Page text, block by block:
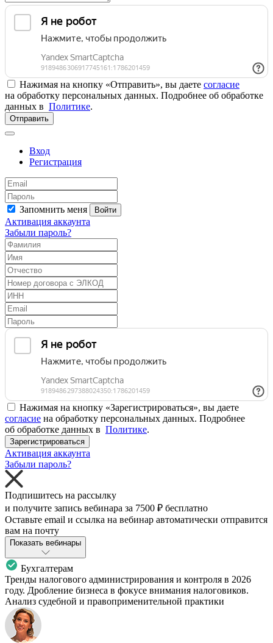
Нажимая на кнопку «Отправить», вы даете согласие
на обработку персональных данных. Подробнее об обработке
данных в Политике.
Отправить
Вход
Регистрация
Запомнить меня Войти
Активация аккаунта
Забыли пароль?
Нажимая на кнопку «Зарегистрироваться», вы даете
согласие на обработку персональных данных. Подробнее
об обработке данных в Политике.
Зарегистрироваться
Активация аккаунта
Забыли пароль?
Подпишитесь на рассылку
и получите запись вебинара за 7500 ₽ бесплатно
Оставьте email и ссылка на вебинар автоматически отправится
вам на почту
Показать вебинары
Бухгалтерам
Тренды налогового администрирования и контроля в 2026
году. Дробление бизнеса в фокусе внимания налоговиков.
Анализ судебной и правоприменительной практики